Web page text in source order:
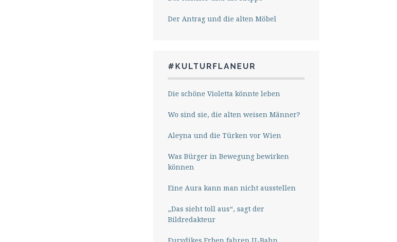
Der Antrag und die alten Möbel
#KULTURFLANEUR
Die schöne Violetta könnte leben
Wo sind sie, die alten weisen Männer?
Aleyna und die Türken vor Wien
Was Bürger in Bewegung bewirken
können
Eine Aura kann man nicht ausstellen
„Das sieht toll aus“, sagt der
Bildredakteur